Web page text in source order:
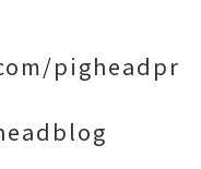
pigheadpr